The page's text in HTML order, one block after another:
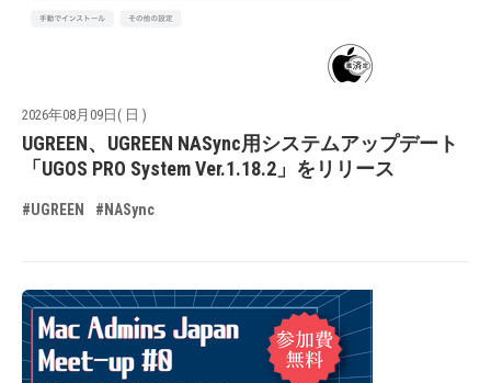
2026年08月09日( 日 )
UGREEN、UGREEN NASync用システムアップデート
「UGOS PRO System Ver.1.18.2」をリリース
#UGREEN #NASync